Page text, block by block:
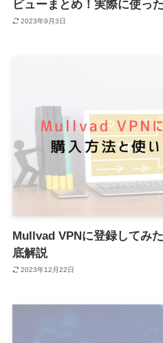
ビューまとめ！実際に使っ
2023年9月3日
Mullvad VPNに登録してみ
底解説
2023年12月22日